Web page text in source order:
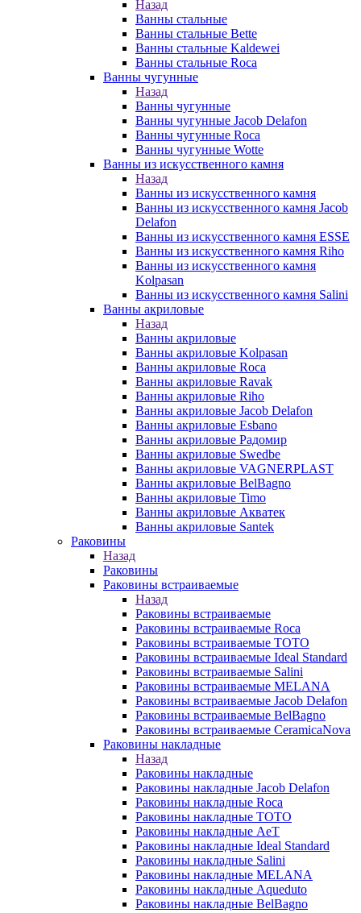
Назад
Ванны стальные
Ванны стальные Bette
Ванны стальные Kaldewei
Ванны стальные Roca
Ванны чугунные
Назад
Ванны чугунные
Ванны чугунные Jacob Delafon
Ванны чугунные Roca
Ванны чугунные Wotte
Ванны из искусственного камня
Назад
Ванны из искусственного камня
Ванны из искусственного камня Jacob
Delafon
Ванны из искусственного камня ESSE
Ванны из искусственного камня Riho
Ванны из искусственного камня
Kolpasan
Ванны из искусственного камня Salini
Ванны акриловые
Назад
Ванны акриловые
Ванны акриловые Kolpasan
Ванны акриловые Roca
Ванны акриловые Ravak
Ванны акриловые Riho
Ванны акриловые Jacob Delafon
Ванны акриловые Esbano
Ванны акриловые Радомир
Ванны акриловые Swedbe
Ванны акриловые VAGNERPLAST
Ванны акриловые BelBagno
Ванны акриловые Timo
Ванны акриловые Акватек
Ванны акриловые Santek
Раковины
Назад
Раковины
Раковины встраиваемые
Назад
Раковины встраиваемые
Раковины встраиваемые Roca
Раковины встраиваемые TOTO
Раковины встраиваемые Ideal Standard
Раковины встраиваемые Salini
Раковины встраиваемые MELANA
Раковины встраиваемые Jacob Delafon
Раковины встраиваемые BelBagno
Раковины встраиваемые CeramicaNova
Раковины накладные
Назад
Раковины накладные
Раковины накладные Jacob Delafon
Раковины накладные Roca
Раковины накладные TOTO
Раковины накладные AeT
Раковины накладные Ideal Standard
Раковины накладные Salini
Раковины накладные MELANA
Раковины накладные Aqueduto
Раковины накладные BelBagno